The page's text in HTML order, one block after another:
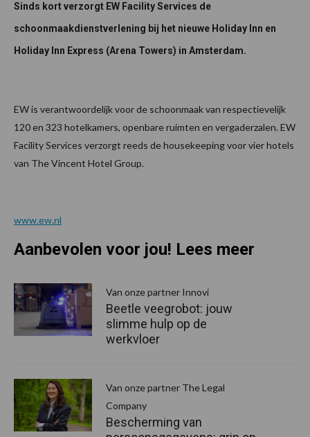
Sinds kort verzorgt EW Facility Services de
schoonmaakdienstverlening bij het nieuwe Holiday Inn en
Holiday Inn Express (Arena Towers) in Amsterdam.
EW is verantwoordelijk voor de schoonmaak van respectievelijk
120 en 323 hotelkamers, openbare ruimten en vergaderzalen. EW
Facility Services verzorgt reeds de housekeeping voor vier hotels
van The Vincent Hotel Group.
www.ew.nl
Aanbevolen voor jou! Lees meer
Van onze partner Innovi
Beetle veegrobot: jouw
slimme hulp op de
werkvloer
Van onze partner The Legal
Company
Bescherming van